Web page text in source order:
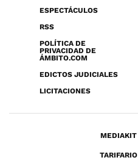
ESPECTÁCULOS
RSS
POLÍTICA DE
PRIVACIDAD DE
ÁMBITO.COM
EDICTOS JUDICIALES
LICITACIONES
MEDIAKIT
TARIFARIO